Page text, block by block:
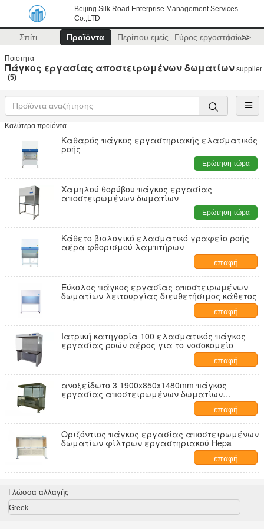
Beijing Silk Road Enterprise Management Services
Co.,LTD
Σπίτι Προϊόντα Περίπου εμείς Γύρος εργοστασίων
>>
Ποιότητα
Πάγκος εργασίας αποστειρωμένων δωματίων supplier.
(5)
Καλύτερα προϊόντα
Καθαρός πάγκος εργαστηριακής ελασματικός
ροής
Ερώτηση τώρα
Χαμηλού θορύβου πάγκος εργασίας
αποστειρωμένων δωματίων
Ερώτηση τώρα
Κάθετο βιολογικό ελασματικό γραφείο ροής
αέρα φθορισμού λαμπτήρων
επαφή
Εύκολος πάγκος εργασίας αποστειρωμένων
δωματίων λειτουργίας διευθετήσιμος κάθετος
επαφή
Ιατρική κατηγορία 100 ελασματικός πάγκος
εργασίας ροών αέρος για το νοσοκομείο
επαφή
ανοξείδωτο 3 1900x850x1480mm πάγκος
εργασίας αποστειρωμένων δωματίων
επαφή
Οριζόντιος πάγκος εργασίας αποστειρωμένων
δωματίων φίλτρων εργαστηριακού Hepa
επαφή
Γλώσσα αλλαγής
Greek